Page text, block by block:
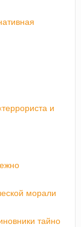
и
морали
тайно